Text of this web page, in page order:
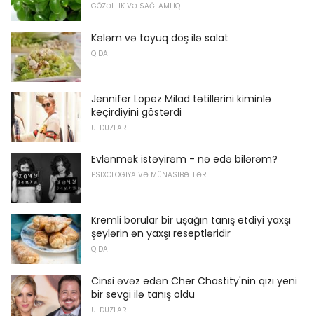
GÖZƏLLIK VƏ SAĞLAMLIQ
Kələm və toyuq döş ilə salat
QIDA
Jennifer Lopez Milad tətillərini kiminlə
keçirdiyini göstərdi
ULDUZLAR
Evlənmək istəyirəm - nə edə bilərəm?
PSIXOLOGIYA VƏ MÜNASIBƏTLƏR
Kremli borular bir uşağın tanış etdiyi yaxşı
şeylərin ən yaxşı reseptləridir
QIDA
Cinsi əvəz edən Cher Chastity'nin qızı yeni
bir sevgi ilə tanış oldu
ULDUZLAR